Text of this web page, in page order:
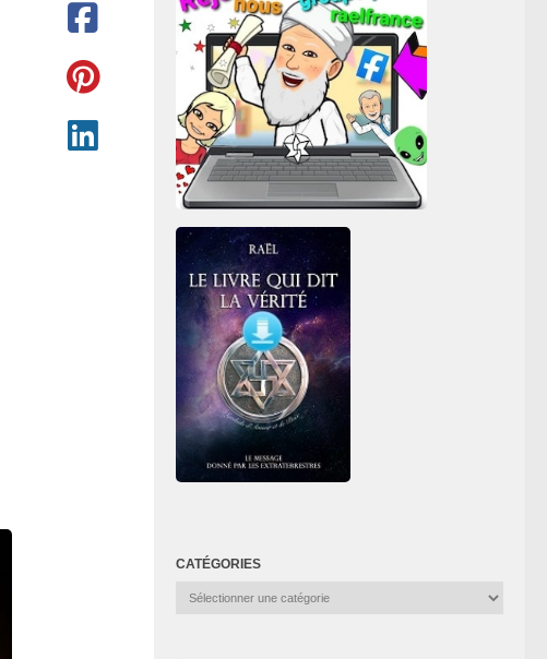
CATÉGORIES
Catégories